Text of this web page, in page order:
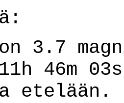
3.7
46m
etelään.